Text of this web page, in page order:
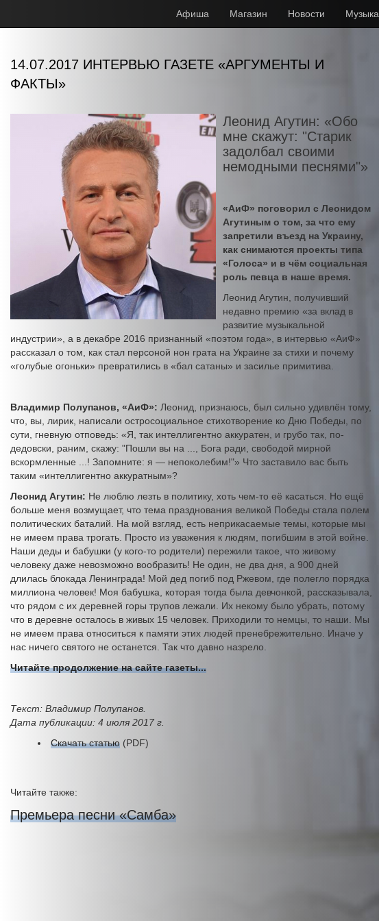
Афиша Магазин Новости Музыка
14.07.2017 ИНТЕРВЬЮ ГАЗЕТЕ «АРГУМЕНТЫ И
ФАКТЫ»
Леонид Агутин: «Обо
мне скажут: "Старик
задолбал своими
немодными песнями"»
«АиФ» поговорил с Леонидом
Агутиным о том, за что ему
запретили въезд на Украину,
как снимаются проекты типа
«Голоса» и в чём социальная
роль певца в наше время.
Леонид Агутин, получивший
недавно премию «за вклад в
развитие музыкальной
индустрии», а в декабре 2016 признанный «поэтом года», в интервью «АиФ»
рассказал о том, как стал персоной нон грата на Украине за стихи и почему
«голубые огоньки» превратились в «бал сатаны» и засилье примитива.
Владимир Полупанов, «АиФ»: Леонид, признаюсь, был сильно удивлён тому,
что, вы, лирик, написали остросоциальное стихотворение ко Дню Победы, по
сути, гневную отповедь: «Я, так интеллигентно аккуратен, и грубо так, по-
дедовски, раним, скажу: "Пошли вы на ..., Бога ради, свободой мирной
вскормленные ...! Запомните: я — непоколебим!"» Что заставило вас быть
таким «интеллигентно аккуратным»?
Леонид Агутин: Не люблю лезть в политику, хоть чем-то её касаться. Но ещё
больше меня возмущает, что тема празднования великой Победы стала полем
политических баталий. На мой взгляд, есть неприкасаемые темы, которые мы
не имеем права трогать. Просто из уважения к людям, погибшим в этой войне.
Наши деды и бабушки (у кого-то родители) пережили такое, что живому
человеку даже невозможно вообразить! Не один, не два дня, а 900 дней
длилась блокада Ленинграда! Мой дед погиб под Ржевом, где полегло порядка
миллиона человек! Моя бабушка, которая тогда была девчонкой, рассказывала,
что рядом с их деревней горы трупов лежали. Их некому было убрать, потому
что в деревне осталось в живых 15 человек. Приходили то немцы, то наши. Мы
не имеем права относиться к памяти этих людей пренебрежительно. Иначе у
нас ничего святого не останется. Так что давно назрело.
Читайте продолжение на сайте газеты...
Текст: Владимир Полупанов.
Дата публикации: 4 июля 2017 г.
Скачать статью (PDF)
Читайте также:
Премьера песни «Самба»